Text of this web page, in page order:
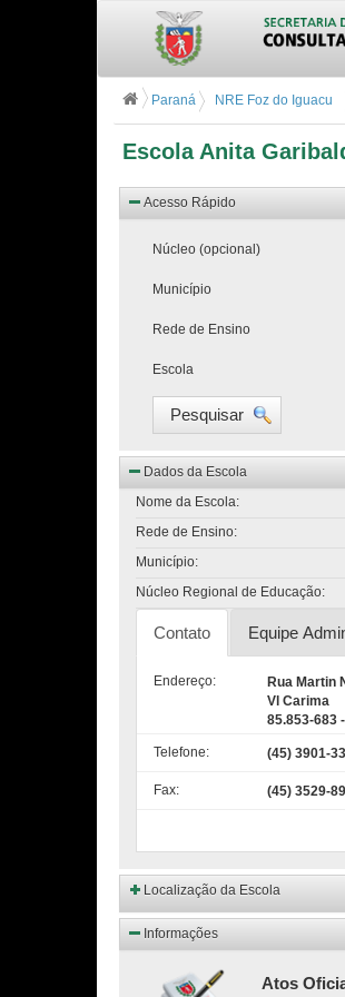
Escola Anita
Paraná NRE Foz do Iguacu
Acesso Rápido
Núcleo (opcional)
Município
Rede de Ensino
Escola
Pesquisar
Dados da Escola
Nome da Escola:
Rede de Ensino:
Município:
Núcleo Regional de Educação:
Contato Equipe
Endereço:
Rua Martin
Vl Carima
85.853-683
Telefone: (45) 3901-
Fax: (45) 3529-
Localização da Escola
Informações
Atos